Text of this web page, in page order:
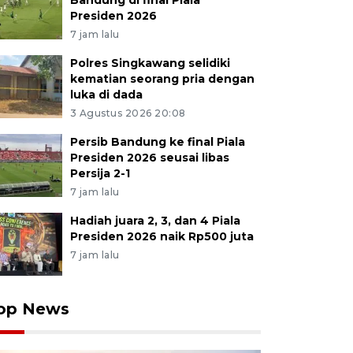
Presiden 2026
7 jam lalu
Polres Singkawang selidiki
kematian seorang pria dengan
luka di dada
3 Agustus 2026 20:08
Persib Bandung ke final Piala
Presiden 2026 seusai libas
Persija 2-1
7 jam lalu
Hadiah juara 2, 3, dan 4 Piala
Presiden 2026 naik Rp500 juta
7 jam lalu
News